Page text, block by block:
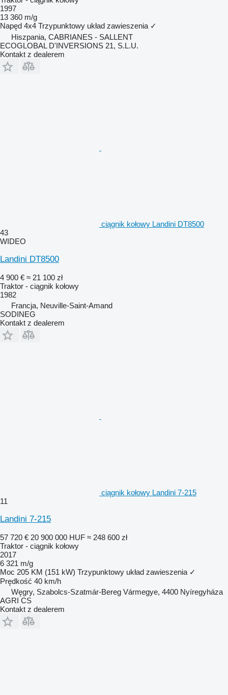
1997
13 360 m/g
Napęd 4x4 Trzypunktowy układ zawieszenia ✓
Hiszpania, CABRIANES - SALLENT
ECOGLOBAL D'INVERSIONS 21, S.L.U.
Kontakt z dealerem
ciągnik kołowy Landini DT8500
43
WIDEO
Landini DT8500
4 900 € ≈ 21 100 zł
Traktor - ciągnik kołowy
1982
Francja, Neuville-Saint-Amand
SODINEG
Kontakt z dealerem
ciągnik kołowy Landini 7-215
11
Landini 7-215
57 720 € 20 900 000 HUF ≈ 248 600 zł
Traktor - ciągnik kołowy
2017
6 321 m/g
Moc 205 KM (151 kW) Trzypunktowy układ zawieszenia ✓
Prędkość 40 km/h
Węgry, Szabolcs-Szatmár-Bereg Vármegye, 4400 Nyíregyháza
AGRI CS
Kontakt z dealerem